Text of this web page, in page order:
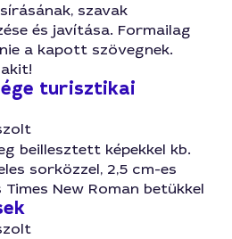
szavak
és javítása. Formailag
a kapott szövegnek.
turisztikai
beillesztett képekkel kb.
sorközzel, 2,5 cm-es
New Roman betükkel